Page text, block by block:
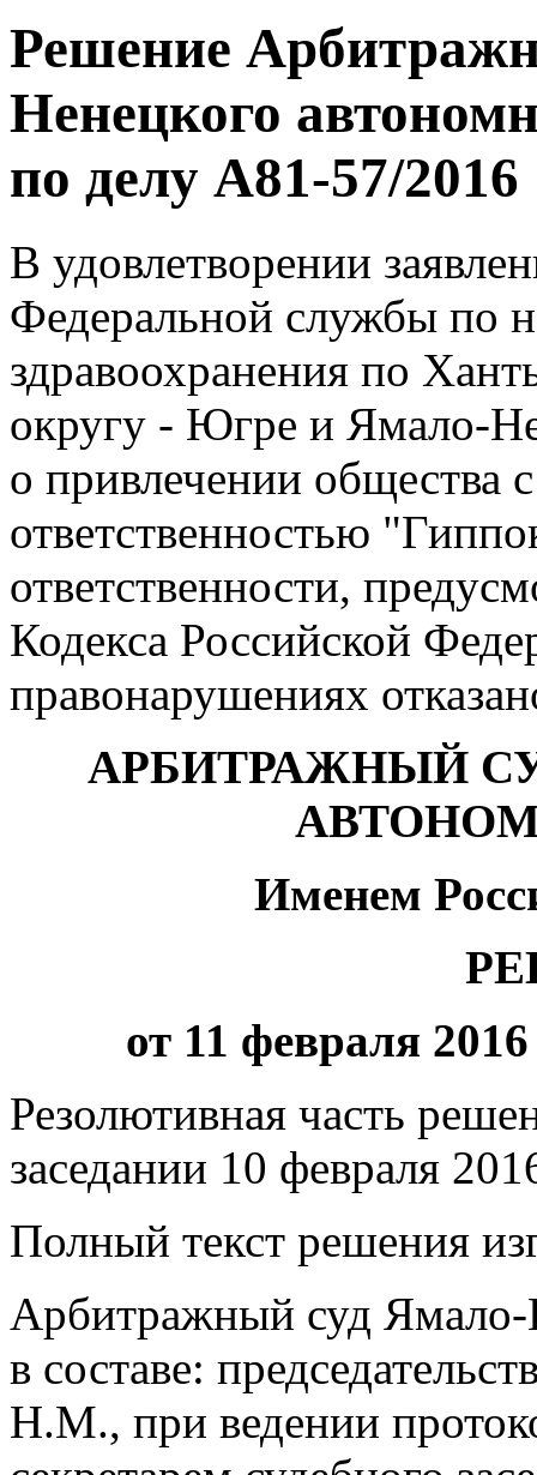
Решение
Ненецкого
по делу А81-57/2016
В удовлетворении
Федеральной службы по
здравоохранения по
округу - Югре и Ямало-
о привлечении общества
ответственностью
ответственности,
Кодекса Российской
правонарушениях
АРБИТРАЖНЫЙ
Именем
от 11 февраля
Резолютивная часть
заседании 10 февраля
Полный текст решения
Арбитражный суд Ямало-
в составе:
Н.М., при ведении